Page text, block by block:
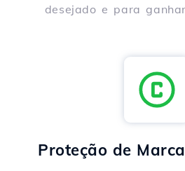
desejado e para
Proteção de